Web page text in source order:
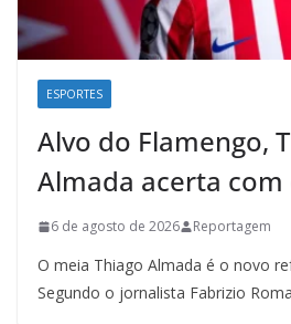
ESPORTES
Alvo do Flamengo,
Almada acerta com
6 de agosto de 2026 Reportagem
O meia Thiago Almada é o novo
Segundo o jornalista Fabrizio